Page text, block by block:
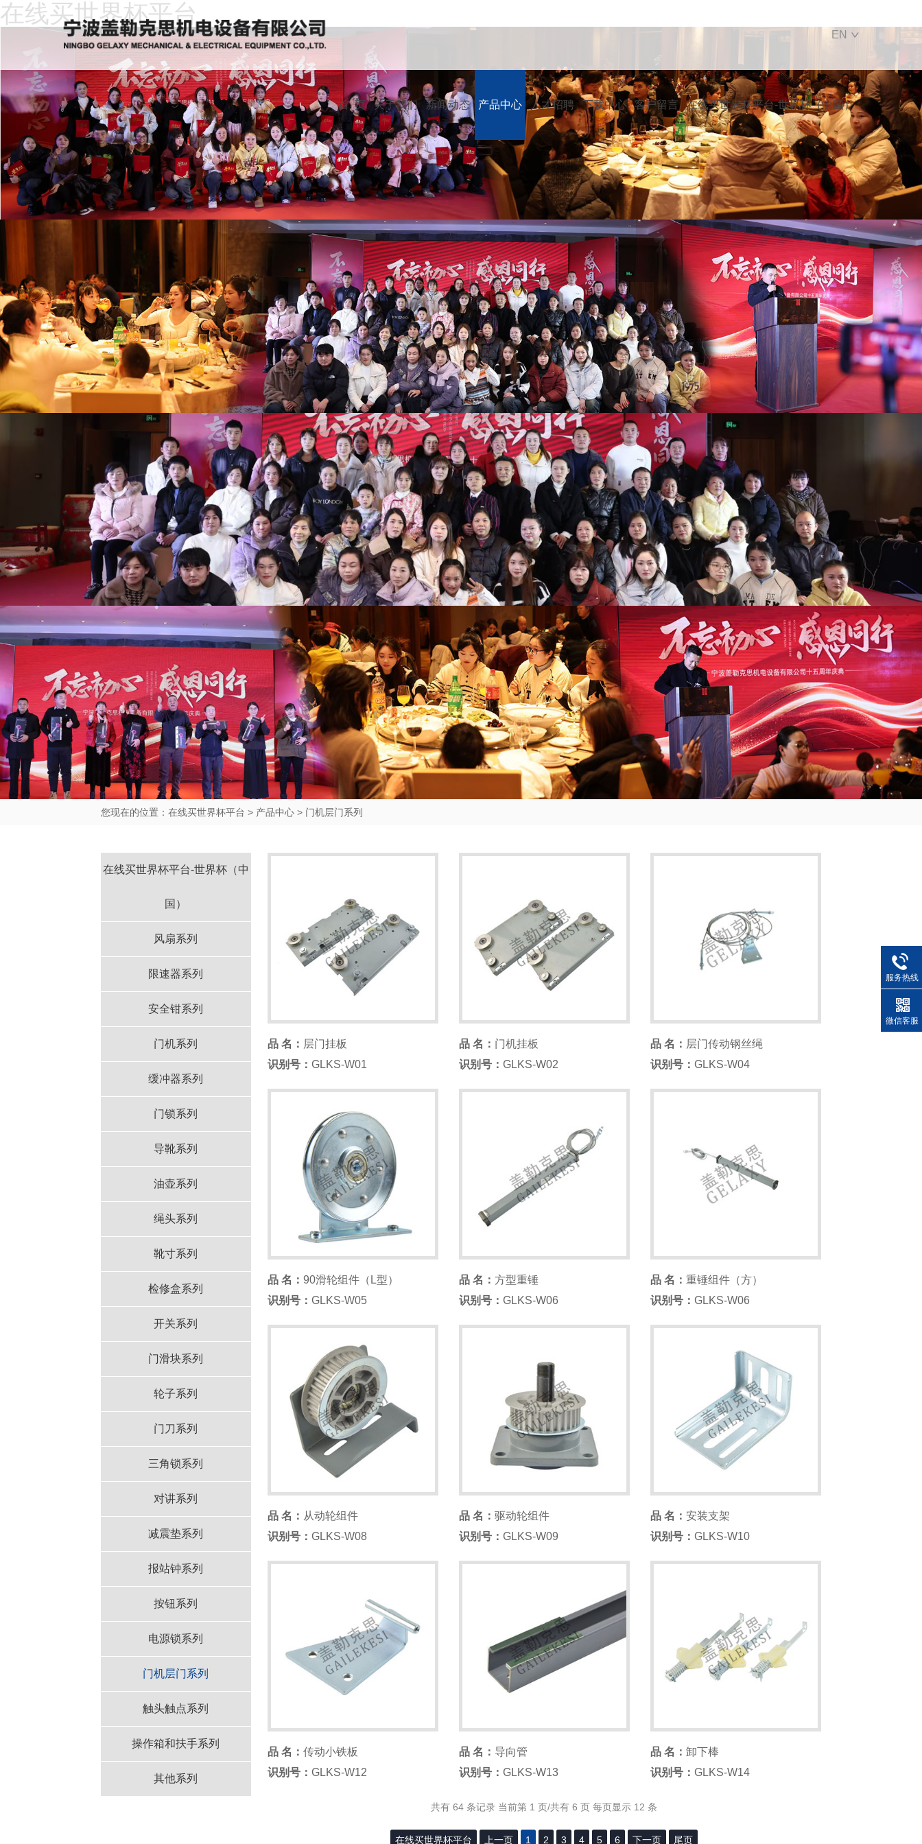
在线买世界杯平台
EN
首 页 关于我们 新闻动态 产品中心 人才招聘 下载中心 客户留言 在线买世界杯平台-世界杯（中国）
在
世
杯
我
闻
态
产
中
才
聘
下
中
言
买
世
界
杯
杯
（中
国）
您现在的位置： 在线买世界杯平台 > 产品中心 > 门机层门系列
在线买世界杯平台-世界杯（中
国）
风扇系列
限速器系列
安全钳系列
门机系列
缓冲器系列
门锁系列
导靴系列
油壶系列
绳头系列
靴寸系列
检修盒系列
开关系列
门滑块系列
轮子系列
门刀系列
三角锁系列
对讲系列
减震垫系列
报站钟系列
按钮系列
电源锁系列
门机层门系列
触头触点系列
操作箱和扶手系列
其他系列
品 名： 层门挂板
识别号： GLKS-W01
品 名： 门机挂板
识别号： GLKS-W02
品 名： 层门传动钢丝绳
识别号： GLKS-W04
品 名： 90滑轮组件（L型）
识别号： GLKS-W05
品 名： 方型重锤
识别号： GLKS-W06
品 名： 重锤组件（方）
识别号： GLKS-W06
品 名： 从动轮组件
识别号： GLKS-W08
品 名： 驱动轮组件
识别号： GLKS-W09
品 名： 安装支架
识别号： GLKS-W10
品 名： 传动小铁板
识别号： GLKS-W12
品 名： 导向管
识别号： GLKS-W13
品 名： 卸下棒
识别号： GLKS-W14
共有 64 条记录 当前第 1 页/共有 6 页 每页显示 12 条
在线买世界杯平台 上一页 1 2 3 4 5 6 下一页 尾页
服务热线
微信客服